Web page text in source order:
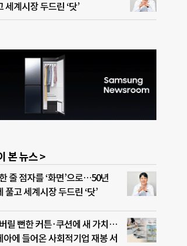
세계시장 두드린 ‘닷’
본 뉴스 >
한 줄 점자를 ‘화면’으로…50년
풀고 세계시장 두드린 ‘닷’
버릴 뻔한 커튼·쿠션에 새 가치…
아에 들어온 사회적기업 재봉 서